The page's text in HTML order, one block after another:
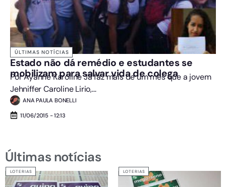
ÚLTIMAS NOTÍCIAS
Estado não dá remédio e estudantes se
mobilizam para salvar vida de colega
Por Ayanne Karoline Já faz mais de um mês que a jovem
Jehniffer Caroline Lirio,...
ANA PAULA BONELLI
11/06/2015 - 12:13
Últimas notícias
LOTERIAS LOTERIAS